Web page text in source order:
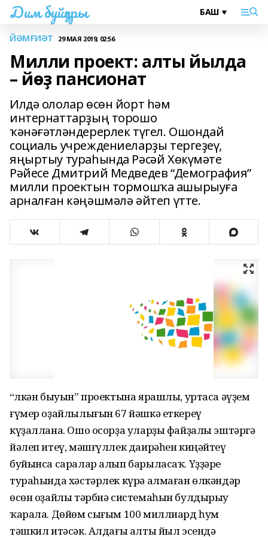
Дим буйҙары
ЙӘМҒИӘТ 29 МАЯ 2019, 02:56
Милли проект: алты йылда
– йөҙ пансионат
Илдә ололар өсөн йорт һәм
интернаттарҙың торошо
ҡәнәғәтләндерерлек түгел. Ошондай
социаль учреждениеларҙы тергеҙеү,
яңыртыу тураһында Рәсәй Хөкүмәте
Рәйесе Дмитрий Медведев “Демография”
милли проектын тормошҡа ашырыуға
арналған кәңәшмәлә әйтеп үтте.
“Өлкән быуын” проектына ярашлы, уртаса әүҙем
ғүмер оҙайлылығын 67 йәшкә еткереү
күҙаллана. Ошо осорҙа уларҙы файҙалы эштәргә
йәлеп итеү, мәшғүллек даирәһен киңәйтеү
буйынса саралар алып барыласаҡ. Үҙҙәре
тураһында хәстәрлек күрә алмаған өлкәндәр
өсөн оҙайлы тәрбиә системаһын булдырыу
ҡарала. Дөйөм сығым 100 миллиард һум
тәшкил итәсәк. Алдағы алты йыл эсендә